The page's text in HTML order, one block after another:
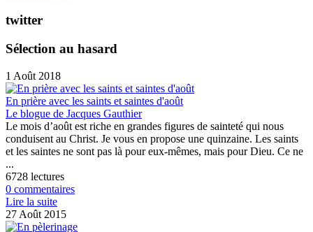
twitter
Sélection au hasard
1 Août 2018
En prière avec les saints et saintes d'août
Le blogue de Jacques Gauthier
Le mois d’août est riche en grandes figures de sainteté qui nous
conduisent au Christ. Je vous en propose une quinzaine. Les saints
et les saintes ne sont pas là pour eux-mêmes, mais pour Dieu. Ce ne
...
6728 lectures
0 commentaires
Lire la suite
27 Août 2015